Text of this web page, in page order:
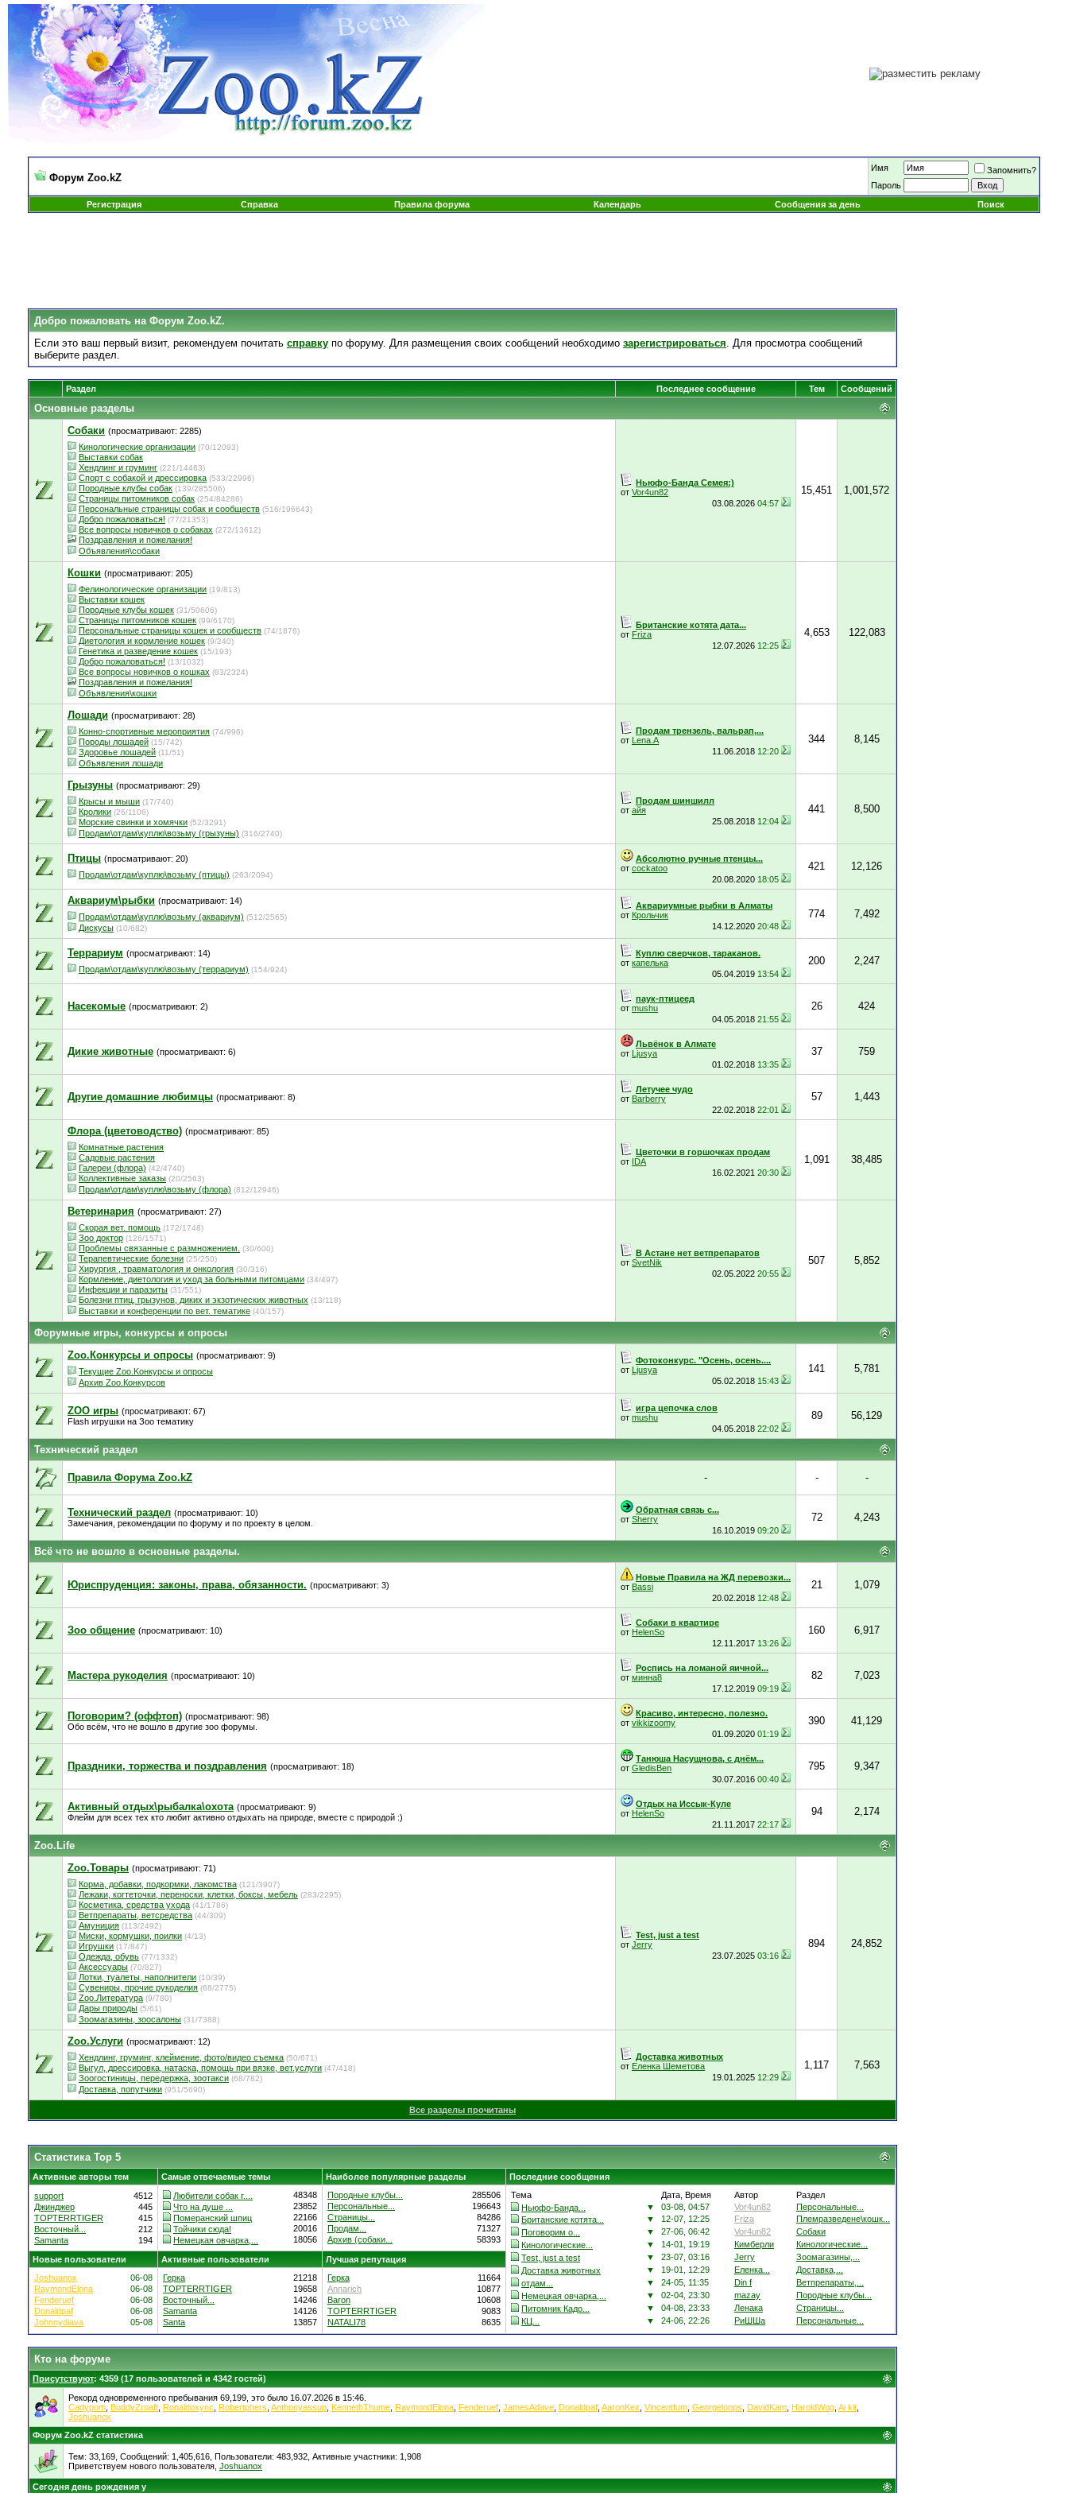
Форум Zoo.kZ
Имя
Запомнить?
Пароль
Регистрация
Справка Правила форума Календарь Сообщения за день Поиск
Добро пожаловать на Форум Zoo.kZ.
Если это ваш первый визит, рекомендуем почитать справку по форуму. Для размещения своих сообщений необходимо зарегистрироваться. Для просмотра сообщений
выберите раздел.
Раздел Последнее сообщение Тем Сообщений
Основные разделы
Собаки (просматривают: 2285)
Кинологические организации (70/12093)
Выставки собак
Хендлинг и груминг (221/14463)
Спорт с собакой и дрессировка (533/22996)
Породные клубы собак (139/285506)
Страницы питомников собак (254/84286)
Персональные страницы собак и сообществ (516/196643)
Добро пожаловаться! (77/21353)
Все вопросы новичков о собаках (272/13612)
Поздравления и пожелания!
Объявления\собаки
Ньюфо-Банда Семея:)
от Vor4un82
03.08.2026 04:57
15,451 1,001,572
Кошки (просматривают: 205)
Фелинологические организации (19/813)
Выставки кошек
Породные клубы кошек (31/50606)
Страницы питомников кошек (99/6170)
Персональные страницы кошек и сообществ (74/1876)
Диетология и кормление кошек (9/240)
Генетика и разведение кошек (15/193)
Добро пожаловаться! (13/1032)
Все вопросы новичков о кошках (83/2324)
Поздравления и пожелания!
Объявления\кошки
Британские котята дата...
от Friza
12.07.2026 12:25
4,653 122,083
Лошади (просматривают: 28)
Конно-спортивные мероприятия (74/996)
Породы лошадей (15/742)
Здоровье лошадей (11/51)
Объявления лошади
Продам трензель, вальрап,...
от Lena.A
11.06.2018 12:20
344 8,145
Грызуны (просматривают: 29)
Крысы и мыши (17/740)
Кролики (26/1106)
Морские свинки и хомячки (52/3291)
Продам\отдам\куплю\возьму (грызуны) (316/2740)
Продам шиншилл
от айя
25.08.2018 12:04
441 8,500
Птицы (просматривают: 20)
Продам\отдам\куплю\возьму (птицы) (263/2094)
Абсолютно ручные птенцы...
от cockatoo
20.08.2020 18:05
421 12,126
Аквариум\рыбки (просматривают: 14)
Продам\отдам\куплю\возьму (аквариум) (512/2565)
Дискусы (10/682)
Аквариумные рыбки в Алматы
от Крольчик
14.12.2020 20:48
774 7,492
Террариум (просматривают: 14)
Продам\отдам\куплю\возьму (террариум) (154/924)
Куплю сверчков, тараканов.
от капелька
05.04.2019 13:54
200 2,247
Насекомые (просматривают: 2)
паук-птицеед
от mushu
04.05.2018 21:55
26 424
Дикие животные (просматривают: 6)
Львёнок в Алмате
от Ljusya
01.02.2018 13:35
37 759
Другие домашние любимцы (просматривают: 8)
Летучее чудо
от Barberry
22.02.2018 22:01
57 1,443
Флора (цветоводство) (просматривают: 85)
Комнатные растения
Садовые растения
Галереи (флора) (42/4740)
Коллективные заказы (20/2563)
Продам\отдам\куплю\возьму (флора) (812/12946)
Цветочки в горшочках продам
от IDA
16.02.2021 20:30
1,091 38,485
Ветеринария (просматривают: 27)
Скорая вет. помощь (172/1748)
Зоо доктор (126/1571)
Проблемы связанные с размножением. (30/600)
Терапевтические болезни (25/250)
Хирургия , травматология и онкология (30/316)
Кормление, диетология и уход за больными питомцами (34/497)
Инфекции и паразиты (31/551)
Болезни птиц, грызунов, диких и экзотических животных (13/118)
Выставки и конференции по вет. тематике (40/157)
В Астане нет ветпрепаратов
от SvetNik
02.05.2022 20:55
507 5,852
Форумные игры, конкурсы и опросы
Zoo.Конкурсы и опросы (просматривают: 9)
Текущие Zoo.Kонкурсы и опросы
Архив Zoo.Конкурсов
Фотоконкурс. "Осень, осень....
от Ljusya
05.02.2018 15:43
141 5,781
ZOO игры (просматривают: 67)
Flash игрушки на Зоо тематику
игра цепочка слов
от mushu
04.05.2018 22:02
89 56,129
Технический раздел
Правила Форума Zoo.kZ - - -
Технический раздел (просматривают: 10)
Замечания, рекомендации по форуму и по проекту в целом.
Обратная связь с...
от Sherry
16.10.2019 09:20
72 4,243
Всё что не вошло в основные разделы.
Юриспруденция: законы, права, обязанности. (просматривают: 3)
Новые Правила на ЖД перевозки...
от Bassi
20.02.2018 12:48
21 1,079
Зоо общение (просматривают: 10)
Собаки в квартире
от HelenSo
12.11.2017 13:26
160 6,917
Мастера рукоделия (просматривают: 10)
Роспись на ломаной яичной...
от минна8
17.12.2019 09:19
82 7,023
Поговорим? (оффтоп) (просматривают: 98)
Обо всём, что не вошло в другие зоо форумы.
Красиво, интересно, полезно.
от vikkizoomy
01.09.2020 01:19
390 41,129
Праздники, торжества и поздравления (просматривают: 18)
Танюша Насущнова, с днём...
от GledisBen
30.07.2016 00:40
795 9,347
Активный отдых\рыбалка\охота (просматривают: 9)
Флейм для всех тех кто любит активно отдыхать на природе, вместе с природой :)
Отдых на Иссык-Куле
от HelenSo
21.11.2017 22:17
94 2,174
Zoo.Life
Zoo.Товары (просматривают: 71)
Корма, добавки, подкормки, лакомства (121/3907)
Лежаки, когтеточки, переноски, клетки, боксы, мебель (283/2295)
Косметика, средства ухода (41/1786)
Ветпрепараты, ветсредства (44/309)
Амуниция (113/2492)
Миски, кормушки, поилки (4/13)
Игрушки (17/847)
Одежда, обувь (77/1332)
Аксессуары (70/827)
Лотки, туалеты, наполнители (10/39)
Сувениры, прочие рукоделия (68/2775)
Zoo.Литература (9/780)
Дары природы (5/61)
Зоомагазины, зоосалоны (31/7388)
Test, just a test
от Jerry
23.07.2025 03:16
894 24,852
Zoo.Услуги (просматривают: 12)
Хендлинг, груминг, клеймение, фото/видео съемка (50/671)
Выгул, дрессировка, натаска, помощь при вязке, вет.услуги (47/418)
Зоогостиницы, передержка, зоотакси (68/782)
Доставка, попутчики (951/5690)
Доставка животных
от Еленка Шеметова
19.01.2025 12:29
1,117 7,563
Все разделы прочитаны
Статистика Top 5
Активные авторы тем Самые отвечаемые темы Наиболее популярные разделы
Последние сообщения
support
4512
Джинджер
445
TOPTERRTIGER
415
Восточный...
212
Samanta
194
Любители собак г....
48348
Что на душе ...
23852
Померанский шпиц
22166
Тойчики сюда!
20016
Немецкая овчарка,...
18056
Породные клубы...
285506
Персональные...
196643
Страницы...
84286
Продам...
71327
Архив (собаки...
58393
Тема Дата, Время Автор
Раздел
Ньюфо-Банда...
▼ 03-08, 04:57 Vor4un82
Персональные...
Британские котята...
▼ 12-07, 12:25 Friza
Племразведене\кошк...
Поговорим о...
▼ 27-06, 06:42 Vor4un82
Собаки
Кинологические...
▼ 14-01, 19:19 Кимберли
Кинологические...
Test, just a test
▼ 23-07, 03:16 Jerry
Зоомагазины,...
Доставка животных
▼ 19-01, 12:29 Еленка...
Доставка,...
отдам...
▼ 24-05, 11:35 Din f
Ветпрепараты,...
Немецкая овчарка,...
▼ 02-04, 23:30 mazay
Породные клубы...
Питомник Кадо...
▼ 04-08, 23:33 Ленака
Страницы...
КЦ...
▼ 24-06, 22:26 РиШШа Персональные...
Новые пользователи Активные пользователи
Лучшая репутация
Joshuanox
06-08
RaymondElona
06-08
Fenderuef
06-08
Donaldpaf
06-08
Johnnydiava
05-08
Герка
21218
TOPTERRTIGER
19658
Восточный...
14246
Samanta
14126
Santa
13857
Герка
11664
Annarich
10877
Baron
10608
TOPTERRTIGER
9083
NATALI78
8635
Кто на форуме
Присутствуют: 4359 (17 пользователей и 4342 гостей)
Рекорд одновременного пребывания 69,199, это было 16.07.2026 в 15:46.
Cadypom BuddyZroaft Ronaldoxync Robertphers Anthonyassup KennethThume RaymondElona Fenderuef JamesAdave Donaldpaf AaronKex Vincentfum Georgeloops DavidKam HaroldWog Ai kit
Joshuanox
Форум Zoo.kZ статистика
Тем: 33,169, Сообщений: 1,405,616, Пользователи: 483,932, Активные участники: 1,908
Приветствуем нового пользователя, Joshuanox
Сегодня день рождения у